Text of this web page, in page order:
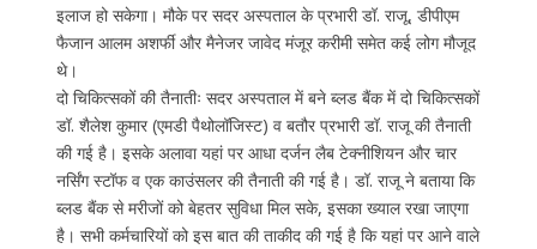
इलाज हो सकेगा। मौके पर सदर अस्पताल के प्रभारी डॉ. राजू, डीपीएम
फैजान आलम अशर्फी और मैनेजर जावेद मंजूर करीमी समेत कई लोग मौजूद
थे।
दो चिकित्सकों की तैनातीः सदर अस्पताल में बने ब्लड बैंक में दो चिकित्सकों
डॉ. शैलेश कुमार (एमडी पैथोलॉजिस्ट) व बतौर प्रभारी डॉ. राजू की तैनाती
की गई है। इसके अलावा यहां पर आधा दर्जन लैब टेक्नीशियन और चार
नर्सिंग स्टॉफ व एक काउंसलर की तैनाती की गई है। डॉ. राजू ने बताया कि
ब्लड बैंक से मरीजों को बेहतर सुविधा मिल सके, इसका ख्याल रखा जाएगा
है। सभी कर्मचारियों को इस बात की ताकीद की गई है कि यहां पर आने वाले